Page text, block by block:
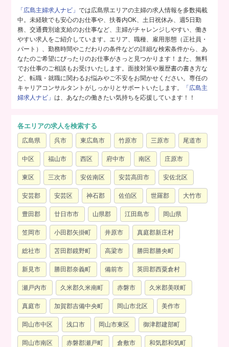
「広島主婦求人ナビ」では広島県エリアの主婦の求人情報を多数掲載
中。未経験でも安心のお仕事や、扶養内OK、土日祝休み、週5日勤
務、交通費別途支給のお仕事など、主婦がチャレンジしやすい、働き
やすい求人をご紹介しています。エリア、職種、雇用形態（正社員・
パート）、勤務時間やこだわりの条件などの詳細な検索条件から、あ
なたのご希望にぴったりのお仕事がきっと見つかります！また、無料
でお仕事のご相談もお受けいたします。面接対策や履歴書の書き方な
ど、転職・就職に関わるお悩みやご不安をお聞かせください。専任の
キャリアコンサルタントがしっかりとサポートいたします。
「広島主
婦求人ナビ」は、あなたの働きたい気持ちを応援しています！！
各エリアの求人を検索する
広島県 呉市 東広島市 竹原市 三原市 尾道市
中区 福山市 西区 府中市 南区 庄原市
東区 三次市 安佐南区 安芸高田市 安佐北区
安芸郡 安芸区 神石郡 佐伯区 世羅郡 大竹市
豊田郡 廿日市市 山県郡 江田島市 岡山県
笠岡市 小田郡矢掛町 井原市 真庭郡新庄村
総社市 苫田郡鏡野町 高梁市 勝田郡勝央町
新見市 勝田郡奈義町 備前市 英田郡西粟倉村
瀬戸内市 久米郡久米南町 赤磐市 久米郡美咲町
真庭市 加賀郡吉備中央町 岡山市北区 美作市
岡山市中区 浅口市 岡山市東区 御津郡建部町
岡山市南区 赤磐郡瀬戸町 倉敷市 和気郡和気町